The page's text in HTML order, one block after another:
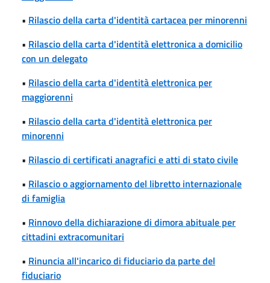
• Rilascio della carta d'identità cartacea per minorenni
• Rilascio della carta d'identità elettronica a domicilio
con un delegato
• Rilascio della carta d'identità elettronica per
maggiorenni
• Rilascio della carta d'identità elettronica per
minorenni
• Rilascio di certificati anagrafici e atti di stato civile
• Rilascio o aggiornamento del libretto internazionale
di famiglia
• Rinnovo della dichiarazione di dimora abituale per
cittadini extracomunitari
• Rinuncia all'incarico di fiduciario da parte del
fiduciario